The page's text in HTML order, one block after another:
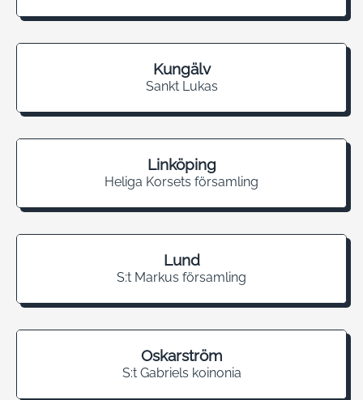
Kungälv
Sankt Lukas
Linköping
Heliga Korsets församling
Lund
S:t Markus församling
Oskarström
S:t Gabriels koinonia